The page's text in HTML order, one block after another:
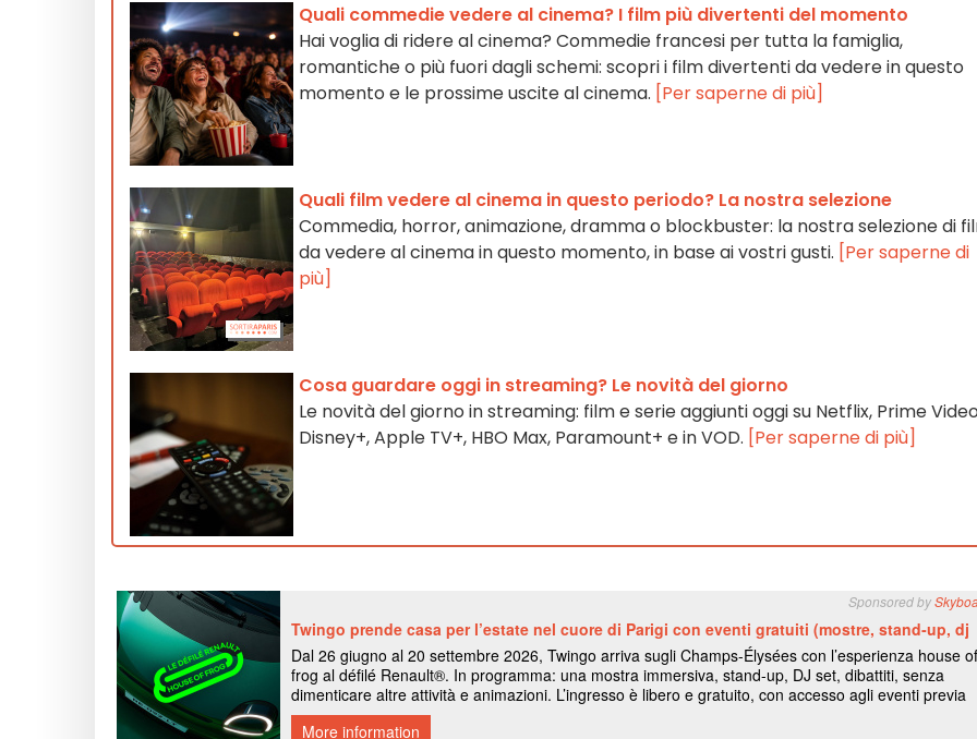
Quali commedie vedere al cinema? I film più divertenti del momento
Hai voglia di ridere al cinema? Commedie francesi per tutta la famiglia,
romantiche o più fuori dagli schemi: scopri i film divertenti da vedere in questo
momento e le prossime uscite al cinema. [Per saperne di più]
Quali film vedere al cinema in questo periodo? La nostra selezione
Commedia, horror, animazione, dramma o blockbuster: la nostra selezione di
da vedere al cinema in questo momento, in base ai vostri gusti. [Per saperne di
più]
Cosa guardare oggi in streaming? Le novità del giorno
Le novità del giorno in streaming: film e serie aggiunti oggi su Netflix, Prime
Disney+, Apple TV+, HBO Max, Paramount+ e in VOD. [Per saperne di più]